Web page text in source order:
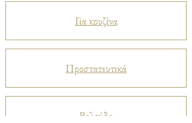
Για κουζίνα
Προστατευτικά
Βελούδα